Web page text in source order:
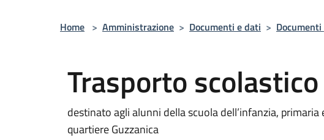
Home > Amministrazione > Documenti e dati >
Trasporto scolastico
destinato agli alunni della scuola dell’infanzia,
quartiere Guzzanica